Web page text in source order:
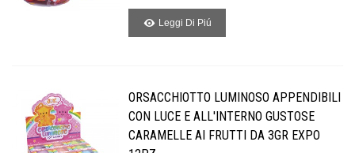
Leggi Di Piú
ORSACCHIOTTO LUMINOSO APPENDIBILI
CON LUCE E ALL'INTERNO GUSTOSE
CARAMELLE AI FRUTTI DA 3GR EXPO